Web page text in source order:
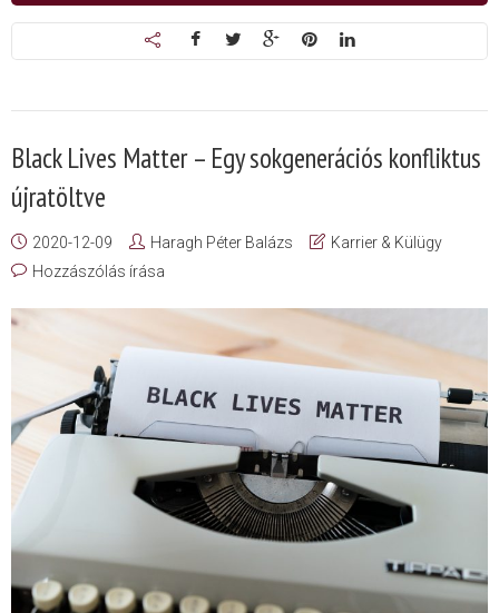
Black Lives Matter – Egy sokgenerációs konfliktus
újratöltve
2020-12-09 Haragh Péter Balázs
Karrier & Külügy
Hozzászólás írása